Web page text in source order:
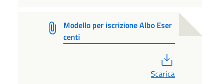
Modello per iscrizione Albo Eser
centi
Scarica